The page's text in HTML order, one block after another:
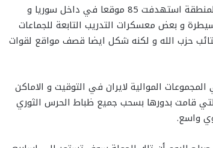
3- الغارات التي حدثت فجر يوم السبت ٣ فبراير بتوقيت المنطقة استهدفت 85 موقعا في داخل سوريا و
و بعض معسكرات التدريب التابعة للجماعات
حزب الله و لكنه شكل ايضا قصف مواقع لقوات
الموالية لايران في التوقيت و الاماكن
قامت بدورها بسحب جميع ظباط الحرس الثوري
واسع.